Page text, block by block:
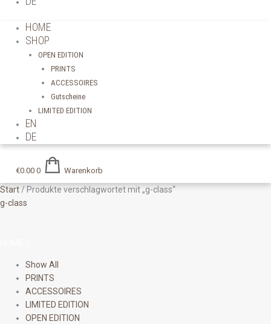
HOME
SHOP
OPEN EDITION
PRINTS
ACCESSOIRES
Gutscheine
LIMITED EDITION
EN
DE
€0.00 0 Warenkorb
Start / Produkte verschlagwortet mit „g-class“
g-class
Show All
PRINTS
ACCESSOIRES
LIMITED EDITION
OPEN EDITION